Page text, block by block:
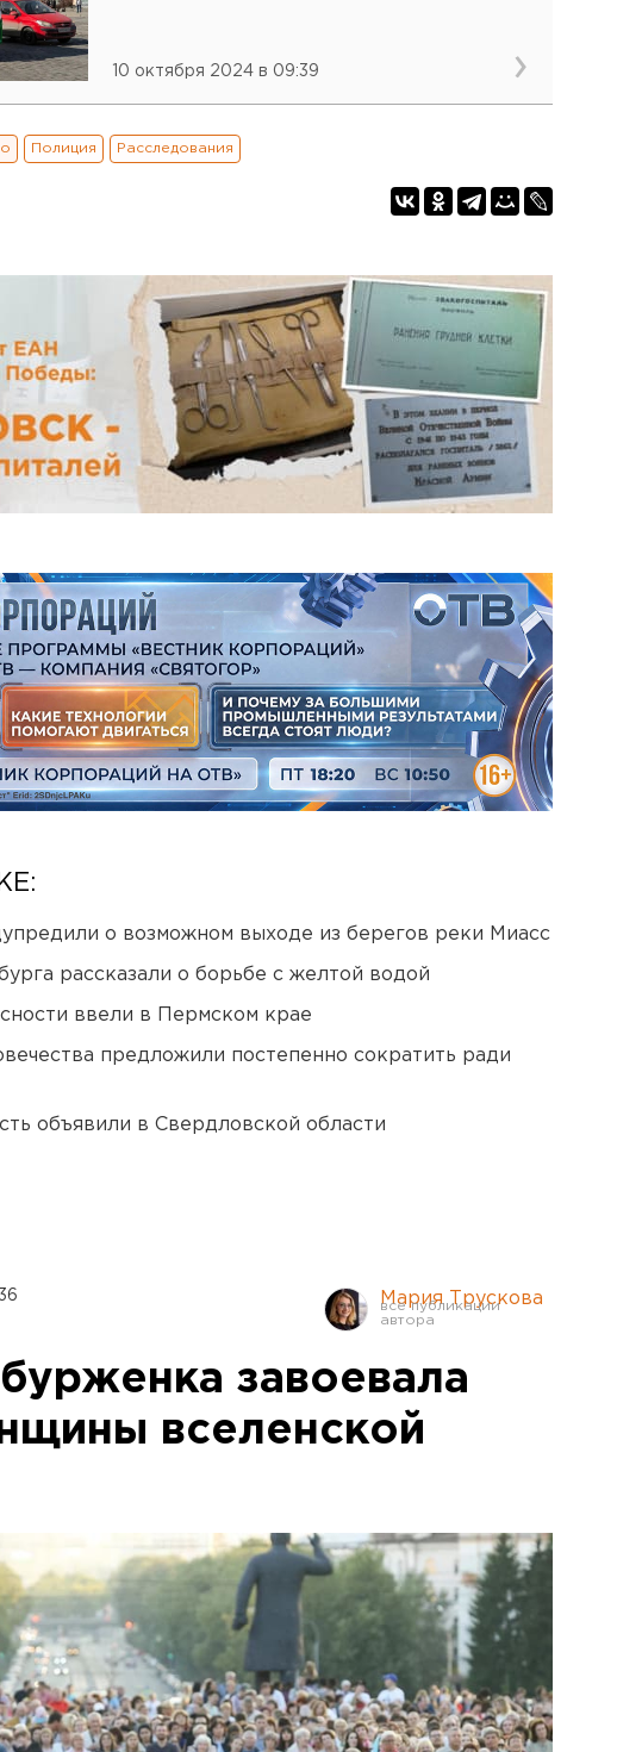
10 октября 2024 в 09:39
Полиция Расследования
о возможном выходе из берегов реки Миасс
рассказали о борьбе с желтой водой
ввели в Пермском крае
предложили постепенно сократить ради
объявили в Свердловской области
Мария Трускова
завоевала
вселенской